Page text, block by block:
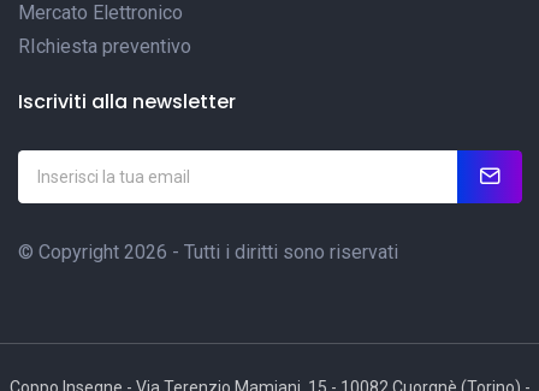
Mercato Elettronico
RIchiesta preventivo
Iscriviti alla newsletter
© Copyright 2026 - Tutti i diritti sono riservati